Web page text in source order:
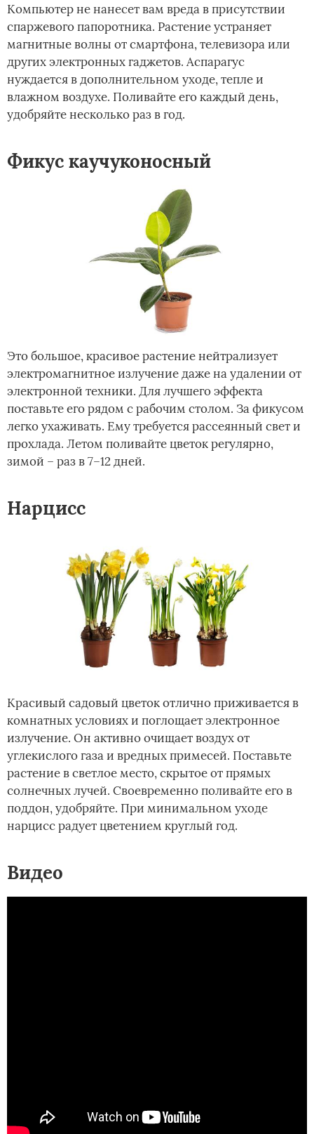
Компьютер не нанесет вам вреда в присутствии
спаржевого папоротника. Растение устраняет
магнитные волны от смартфона, телевизора или
других электронных гаджетов. Аспарагус
нуждается в дополнительном уходе, тепле и
влажном воздухе. Поливайте его каждый день,
удобряйте несколько раз в год.
Фикус каучуконосный
Это большое, красивое растение нейтрализует
электромагнитное излучение даже на удалении от
электронной техники. Для лучшего эффекта
поставьте его рядом с рабочим столом. За фикусом
легко ухаживать. Ему требуется рассеянный свет и
прохлада. Летом поливайте цветок регулярно,
зимой – раз в 7–12 дней.
Нарцисс
Красивый садовый цветок отлично приживается в
комнатных условиях и поглощает электронное
излучение. Он активно очищает воздух от
углекислого газа и вредных примесей. Поставьте
растение в светлое место, скрытое от прямых
солнечных лучей. Своевременно поливайте его в
поддон, удобряйте. При минимальном уходе
нарцисс радует цветением круглый год.
Видео